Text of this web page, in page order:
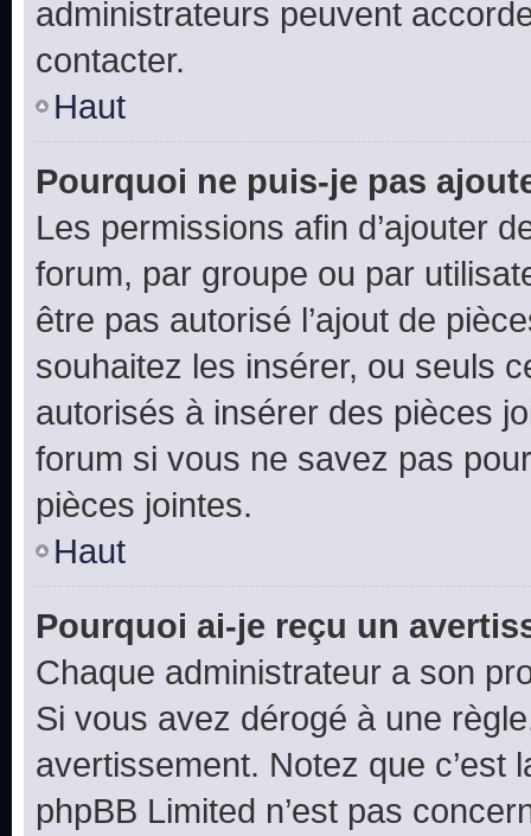
administrateurs peuvent
contacter.
Haut
Pourquoi ne puis-je pas
Les permissions afin d’ajouter
forum, par groupe ou par
être pas autorisé l’ajout de
souhaitez les insérer, ou seuls
autorisés à insérer des pièces
forum si vous ne savez pas
pièces jointes.
Haut
Pourquoi ai-je reçu un
Chaque administrateur a son
Si vous avez dérogé à une
avertissement. Notez que c’est
phpBB Limited n’est pas